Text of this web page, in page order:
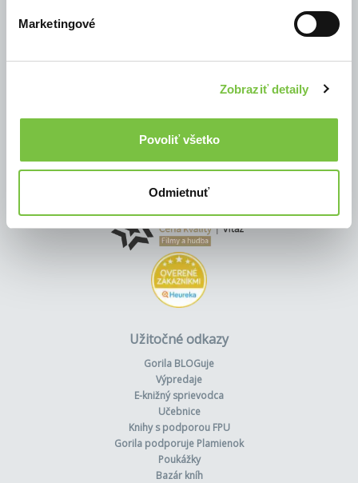
Marketingové
Zobraziť detaily
Povoliť všetko
Odmietnuť
Užitočné odkazy
Gorila BLOGuje
Výpredaje
E-knižný sprievodca
Učebnice
Knihy s podporou FPU
Gorila podporuje Plamienok
Poukážky
Bazár kníh